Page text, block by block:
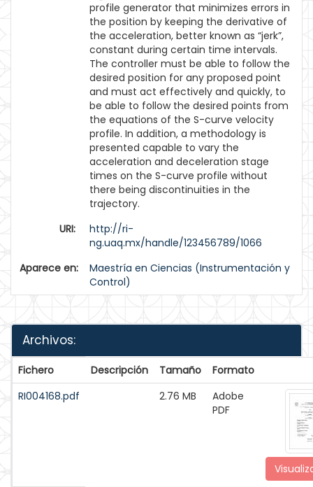
profile generator that minimizes errors in
the position by keeping the derivative of
the acceleration, better known as “jerk”,
constant during certain time intervals.
The controller must be able to follow the
desired position for any proposed point
and must act effectively and quickly, to
be able to follow the desired points from
the equations of the S-curve velocity
profile. In addition, a methodology is
presented capable to vary the
acceleration and deceleration stage
times on the S-curve profile without
there being discontinuities in the
trajectory.
URI:
http://ri-
ng.uaq.mx/handle/123456789/1066
Aparece en:
Maestría en Ciencias (Instrumentación y
Control)
Archivos:
Fichero Descripción Tamaño
Formato
RI004168.pdf
2.76 MB
Adobe
PDF